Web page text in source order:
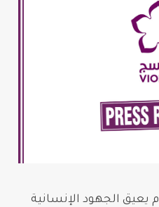
الجهود الإنسانية